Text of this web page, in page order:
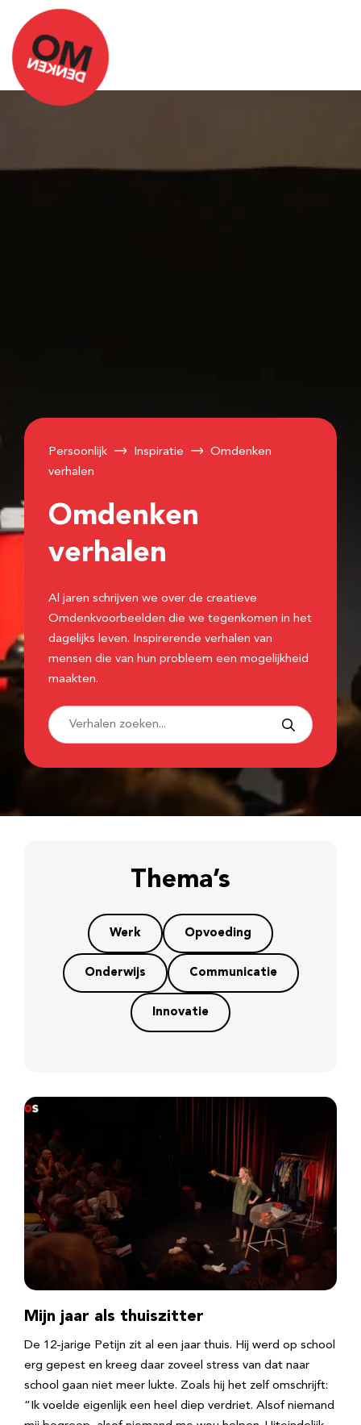
Persoonlijk Inspiratie
Omdenken
verhalen
Omdenken
verhalen
Al jaren schrijven we over de creatieve
Omdenkvoorbeelden die we tegenkomen in het
dagelijks leven. Inspirerende verhalen van
mensen die van hun probleem een mogelijkheid
maakten.
Thema’s
Werk Opvoeding
Onderwijs Communicatie
Innovatie
Mijn jaar als thuiszitter
De 12-jarige Petijn zit al een jaar thuis. Hij werd op school
erg gepest en kreeg daar zoveel stress van dat naar
school gaan niet meer lukte. Zoals hij het zelf omschrijft:
“Ik voelde eigenlijk een heel diep verdriet. Alsof niemand